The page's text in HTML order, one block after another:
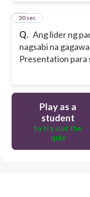
Q. Ang lider ng
nagsabi na
Presentation para
20
30 sec
Play as a
student
to try out the
quiz